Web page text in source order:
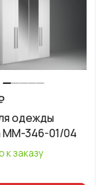
одежды
ММ-346-01/04
к заказу